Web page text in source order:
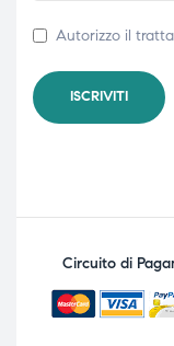
Autorizzo il
Circuito di